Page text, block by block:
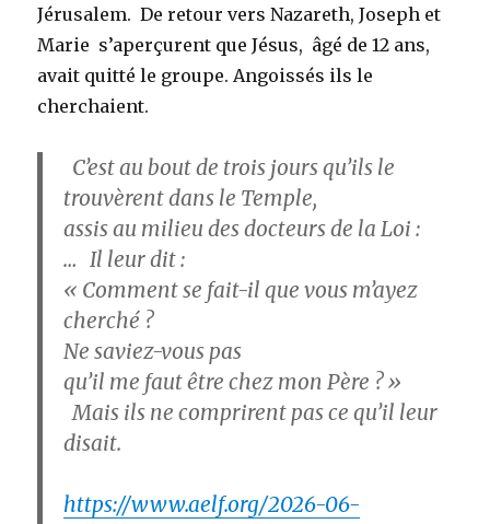
Jérusalem. De retour vers Nazareth, Joseph et
Marie s’aperçurent que Jésus, âgé de 12 ans,
avait quitté le groupe. Angoissés ils le
cherchaient.
C’est au bout de trois jours qu’ils le
trouvèrent dans le Temple,
assis au milieu des docteurs de la Loi :
… Il leur dit :
« Comment se fait-il que vous m’ayez
cherché ?
Ne saviez-vous pas
qu’il me faut être chez mon Père ? »
Mais ils ne comprirent pas ce qu’il leur
disait.
https://www.aelf.org/2026-06-